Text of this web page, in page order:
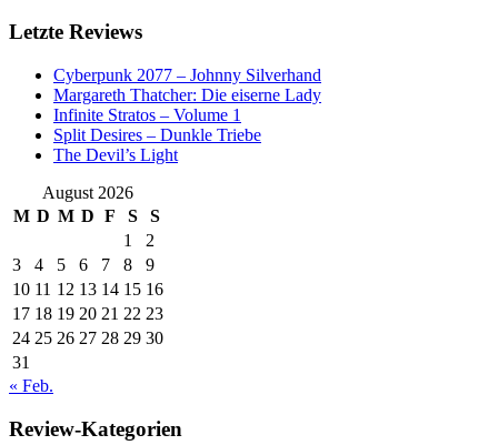
Letzte Reviews
Cyberpunk 2077 – Johnny Silverhand
Margareth Thatcher: Die eiserne Lady
Infinite Stratos – Volume 1
Split Desires – Dunkle Triebe
The Devil’s Light
August 2026
M D M D F S
S
1
2
3
4 5 6 7 8
9
10 11 12 13 14 15 16
17 18 19 20 21 22 23
24 25 26 27 28 29 30
31
« Feb.
Review-Kategorien